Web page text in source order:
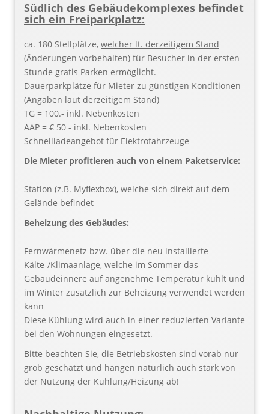
Südlich des Gebäudekomplexes befindet
sich ein Freiparkplatz:
ca. 180 Stellplätze, welcher lt. derzeitigem Stand
(Änderungen vorbehalten) für Besucher in der ersten
Stunde gratis Parken ermöglicht.
Dauerparkplätze für Mieter zu günstigen Konditionen
(Angaben laut derzeitigem Stand)
TG = 100.- inkl. Nebenkosten
AAP = € 50 - inkl. Nebenkosten
Schnellladeangebot für Elektrofahrzeuge
Die Mieter profitieren auch von einem Paketservice:
Station (z.B. Myflexbox), welche sich direkt auf dem
Gelände befindet
Beheizung des Gebäudes:
Fernwärmenetz bzw. über die neu installierte
Kälte-/Klimaanlage, welche im Sommer das
Gebäudeinnere auf angenehme Temperatur kühlt und
im Winter zusätzlich zur Beheizung verwendet werden
kann
Diese Kühlung wird auch in einer reduzierten Variante
bei den Wohnungen eingesetzt.
Bitte beachten Sie, die Betriebskosten sind vorab nur
grob geschätzt und hängen natürlich auch stark von
der Nutzung der Kühlung/Heizung ab!